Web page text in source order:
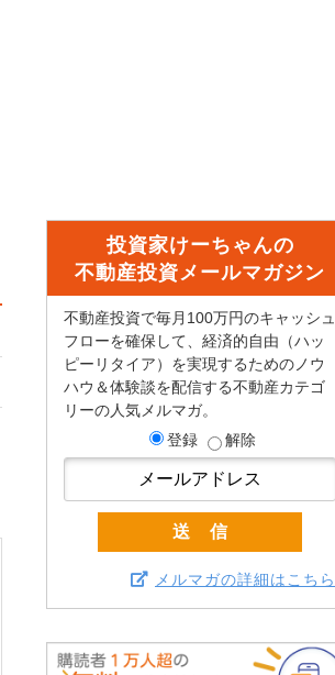
投資家けーちゃんの
不動産投資メールマガジン
不動産投資で毎月100万円のキャッシュ
フローを確保して、経済的自由（ハッ
ピーリタイア）を実現するためのノウ
ハウ＆体験談を配信する不動産カテゴ
リーの人気メルマガ。
登録
解除
メルマガの詳細はこちら